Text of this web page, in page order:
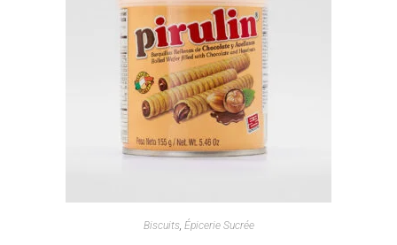
Biscuits, Épicerie Sucrée